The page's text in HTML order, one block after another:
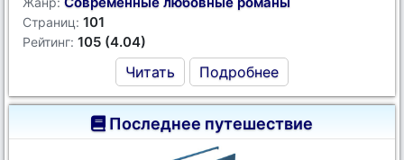
Страниц: 101
Рейтинг: 105 (4.04)
Читать Подробнее
Последнее путешествие